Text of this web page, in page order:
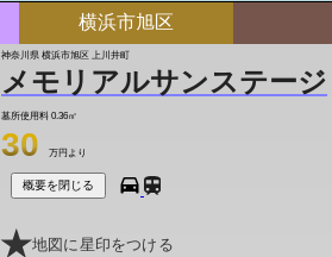
横浜市旭区
神奈川県 横浜市旭区 上川井町
メモリアルサンステージ
墓所使用料 0.36㎡
30 万円より
概要を閉じる
地図に星印をつける